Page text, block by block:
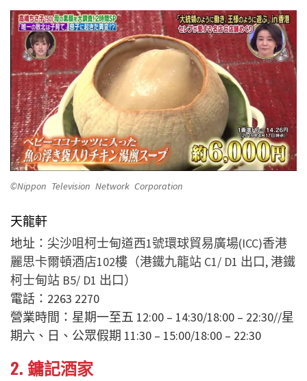
©Nippon Television Network Corporation
天龍軒
地址： 尖沙咀柯士甸道西1號環球貿易廣場(ICC)香港
麗思卡爾頓酒店102樓（港鐵九龍站 C1/ D1 出口, 港鐵
柯士甸站 B5/ D1 出口）
電話：2263 2270
營業時間：星期一至五 12:00 – 14:30/18:00 – 22:30//星
期六、日、公眾假期 11:30 – 15:00/18:00 – 22:30
2. 鏞記酒家